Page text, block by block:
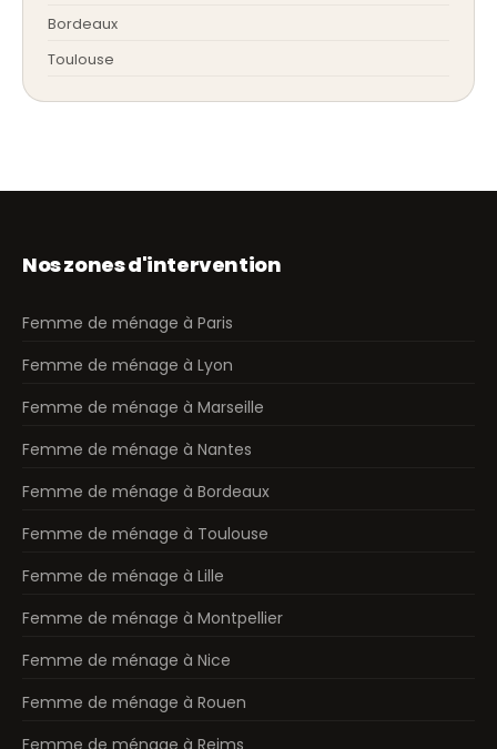
Bordeaux
Toulouse
Nos zones d'intervention
Femme de ménage à Paris
Femme de ménage à Lyon
Femme de ménage à Marseille
Femme de ménage à Nantes
Femme de ménage à Bordeaux
Femme de ménage à Toulouse
Femme de ménage à Lille
Femme de ménage à Montpellier
Femme de ménage à Nice
Femme de ménage à Rouen
Femme de ménage à Reims